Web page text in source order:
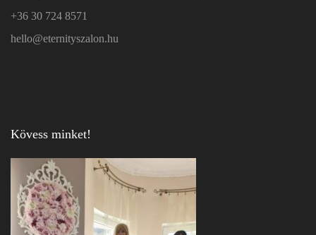
+36 30 724 8571
hello@eternityszalon.hu
Kövess minket!